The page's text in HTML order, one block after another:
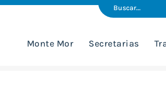
Monte Mor Secretarias